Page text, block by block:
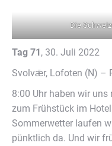
Die
Tag 71, 30. Juli 2022
Svolvǣr, Lofoten (N) –
8:00 Uhr haben wir
zum Frühstück im
Sommerwetter laufen
pünktlich da. Und wir